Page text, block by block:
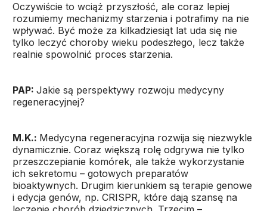
Oczywiście to wciąż przyszłość, ale coraz lepiej
rozumiemy mechanizmy starzenia i potrafimy na nie
wpływać. Być może za kilkadziesiąt lat uda się nie
tylko leczyć choroby wieku podeszłego, lecz także
realnie spowolnić proces starzenia.
PAP: Jakie są perspektywy rozwoju medycyny
regeneracyjnej?
M.K.: Medycyna regeneracyjna rozwija się niezwykle
dynamicznie. Coraz większą rolę odgrywa nie tylko
przeszczepianie komórek, ale także wykorzystanie
ich sekretomu – gotowych preparatów
bioaktywnych. Drugim kierunkiem są terapie genowe
i edycja genów, np. CRISPR, które dają szansę na